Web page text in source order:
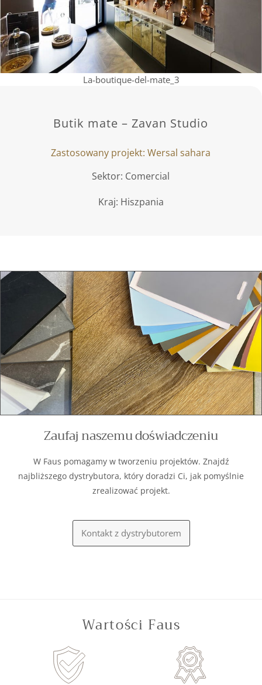
La-boutique-del-mate_3
Butik mate – Zavan Studio
Zastosowany projekt: Wersal sahara
Sektor: Comercial
Kraj: Hiszpania
Zaufaj naszemu doświadczeniu
W Faus pomagamy w tworzeniu projektów. Znajdź
najbliższego dystrybutora, który doradzi Ci, jak pomyślnie
zrealizować projekt.
Kontakt z dystrybutorem
Wartości Faus